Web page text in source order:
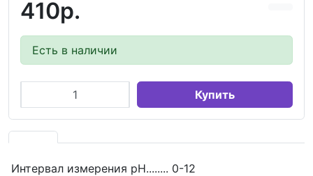
410р.
Есть в наличии
Купить
Интервал измерения рН........ 0-12